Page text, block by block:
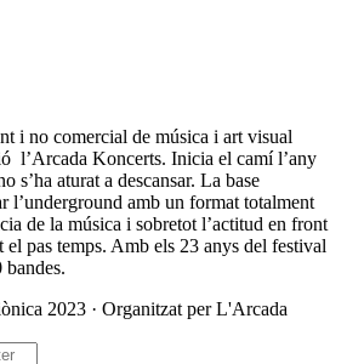
i no comercial de música i art visual
l’Arcada Koncerts. Inicia el camí l’any
s’ha aturat a descansar. La base
l’underground amb un format totalment
de la música i sobretot l’actitud en front
pas temps. Amb els 23 anys del festival
bandes.
2023 · Organitzat per L'Arcada